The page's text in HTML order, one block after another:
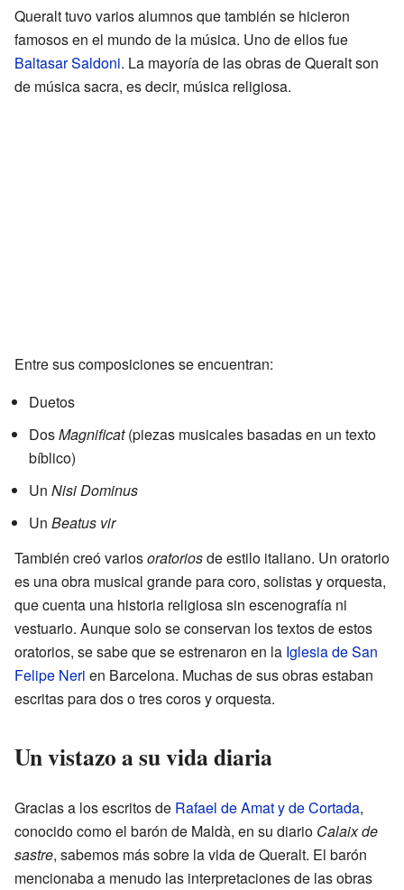
Queralt tuvo varios alumnos que también se hicieron
famosos en el mundo de la música. Uno de ellos fue
Baltasar Saldoni. La mayoría de las obras de Queralt son
de música sacra, es decir, música religiosa.
Entre sus composiciones se encuentran:
Duetos
DosMagnificat(piezas musicales basadas en un texto
bíblico)
Un Nisi Dominus
Un Beatus vir
También creó variosoratoriosde estilo italiano. Un oratorio
es una obra musical grande para coro, solistas y orquesta,
que cuenta una historia religiosa sin escenografía ni
vestuario. Aunque solo se conservan los textos de estos
oratorios, se sabe que se estrenaron en la Iglesia de San
Felipe Neri en Barcelona. Muchas de sus obras estaban
escritas para dos o tres coros y orquesta.
Un vistazo a su vida diaria
Gracias a los escritos de Rafael de Amat y de Cortada,
conocido como el barón de Maldà, en su diario Calaix de
sastre, sabemos más sobre la vida de Queralt. El barón
mencionaba a menudo las interpretaciones de las obras